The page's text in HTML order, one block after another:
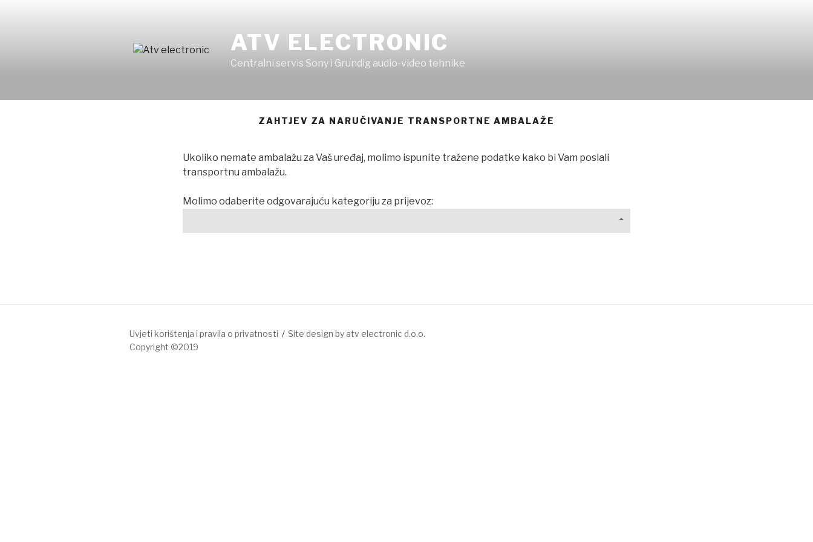
ATV ELECTRONIC
Centralni servis Sony i Grundig audio-video tehnike
ZAHTJEV ZA NARUČIVANJE TRANSPORTNE AMBALAŽE
Ukoliko nemate ambalažu za Vaš uređaj, molimo ispunite tražene podatke kako bi Vam poslali
transportnu ambalažu.
Molimo odaberite odgovarajuću kategoriju za prijevoz:
Uvjeti korištenja i pravila o privatnosti
Site design by atv electronic d.o.o.
Copyright ©2019